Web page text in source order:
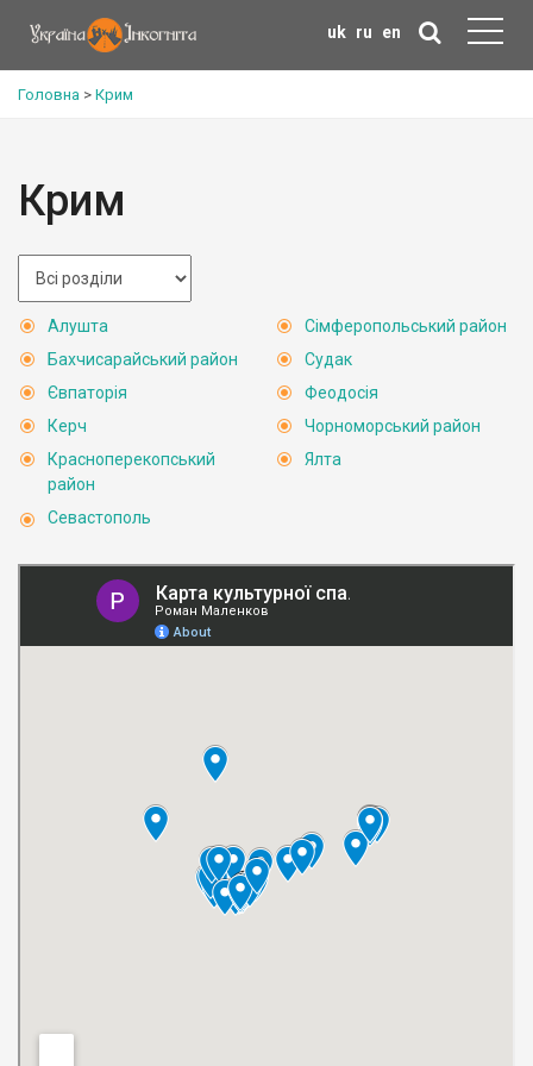
uk ru en
Головна > Крим
Крим
Алушта
Бахчисарайський район
Євпаторія
Керч
Красноперекопський
район
Севастополь
Сімферопольський район
Судак
Феодосія
Чорноморський район
Ялта